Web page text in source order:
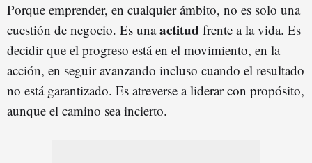
Porque emprender, en cualquier ámbito, no es solo una
cuestión de negocio. Es unaactitud frente a la vida. Es
decidir que el progreso está en el movimiento, en la
acción, en seguir avanzando incluso cuando el resultado
no está garantizado. Es atreverse a liderar con propósito,
aunque el camino sea incierto.